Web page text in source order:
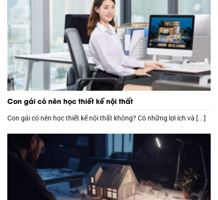
Con gái có nên học thiết kế nội thất
Con gái có nên học thiết kế nội thất không? Có những lợi ích và [...]